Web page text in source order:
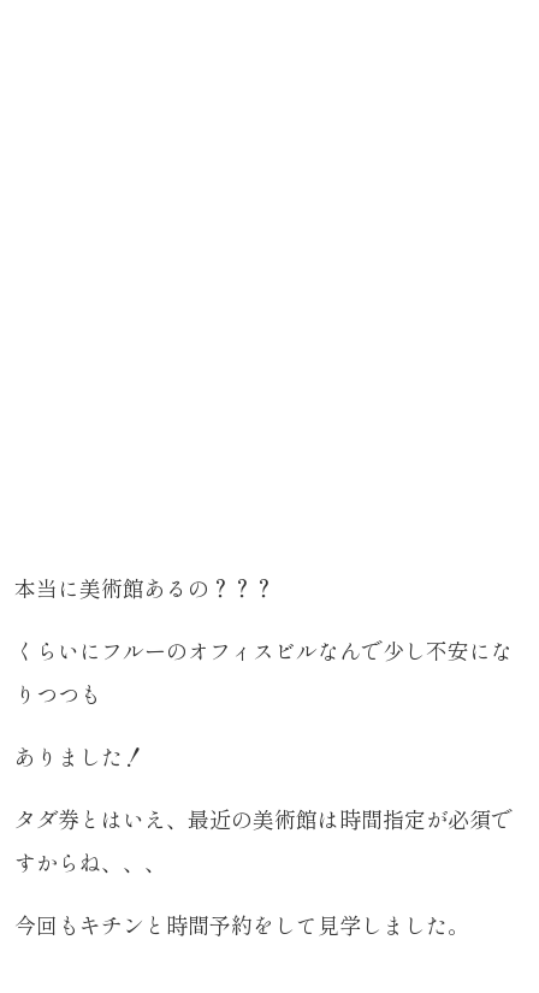
本当に美術館あるの？？？
くらいにフルーのオフィスビルなんで少し不安にな
りつつも
ありました！
タダ券とはいえ、最近の美術館は時間指定が必須で
すからね、、、
今回もキチンと時間予約をして見学しました。